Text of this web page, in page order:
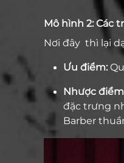
Mô hình 2: Các
Nơi đây thì lại
Ưu điểm:
Nhược
đặc trưng
Barber